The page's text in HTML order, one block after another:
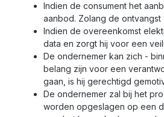
Indien de consument het
aanbod. Zolang de
Indien de overeenkomst
data en zorgt hij voor een
De ondernemer kan zich -
belang zijn voor een
gaan, is hij gerechtigd
De ondernemer zal bij het
worden opgeslagen op een